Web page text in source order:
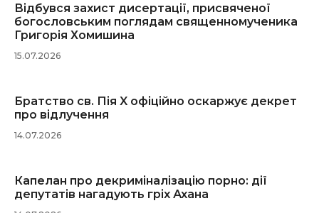
Відбувся захист дисертації, присвяченої
богословським поглядам священномученика
Григорія Хомишина
15.07.2026
Братство св. Пія X офіційно оскаржує декрет
про відлучення
14.07.2026
Капелан про декриміналізацію порно: дії
депутатів нагадують гріх Ахана